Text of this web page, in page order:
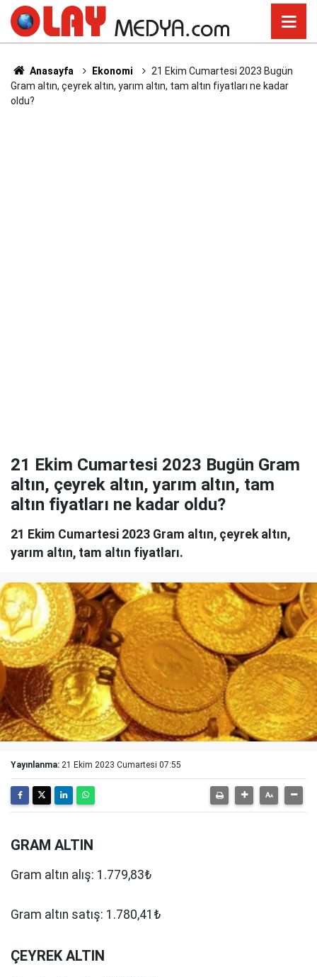
Anasayfa Ekonomi
21 Ekim Cumartesi 2023 Bugün
Gram altın, çeyrek altın, yarım altın, tam altın fiyatları ne kadar
oldu?
21 Ekim Cumartesi 2023 Bugün Gram
altın, çeyrek altın, yarım altın, tam
altın fiyatları ne kadar oldu?
21 Ekim Cumartesi 2023 Gram altın, çeyrek altın,
yarım altın, tam altın fiyatları.
Yayınlanma: 21 Ekim 2023 Cumartesi 07:55
GRAM ALTIN
Gram altın alış: 1.779,83₺
Gram altın satış: 1.780,41₺
ÇEYREK ALTIN